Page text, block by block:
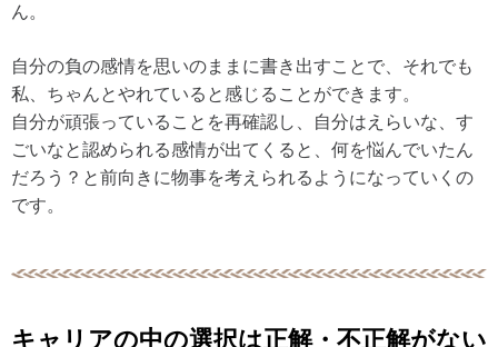
ん。
自分の負の感情を思いのままに書き出すことで、それでも
私、ちゃんとやれていると感じることができます。
自分が頑張っていることを再確認し、自分はえらいな、す
ごいなと認められる感情が出てくると、何を悩んでいたん
だろう？と前向きに物事を考えられるようになっていくの
です。
キャリアの中の選択は正解・不正解がない